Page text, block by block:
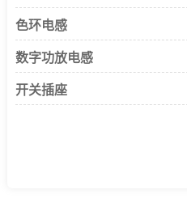
色环电感
数字功放电感
开关插座